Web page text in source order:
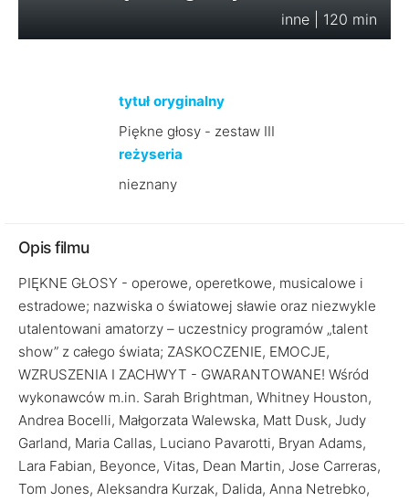
inne | 120 min
tytuł oryginalny
Piękne głosy - zestaw III
reżyseria
nieznany
Opis filmu
PIĘKNE GŁOSY - operowe, operetkowe, musicalowe i
estradowe; nazwiska o światowej sławie oraz niezwykle
utalentowani amatorzy – uczestnicy programów „talent
show” z całego świata; ZASKOCZENIE, EMOCJE,
WZRUSZENIA I ZACHWYT - GWARANTOWANE! Wśród
wykonawców m.in. Sarah Brightman, Whitney Houston,
Andrea Bocelli, Małgorzata Walewska, Matt Dusk, Judy
Garland, Maria Callas, Luciano Pavarotti, Bryan Adams,
Lara Fabian, Beyonce, Vitas, Dean Martin, Jose Carreras,
Tom Jones, Aleksandra Kurzak, Dalida, Anna Netrebko,